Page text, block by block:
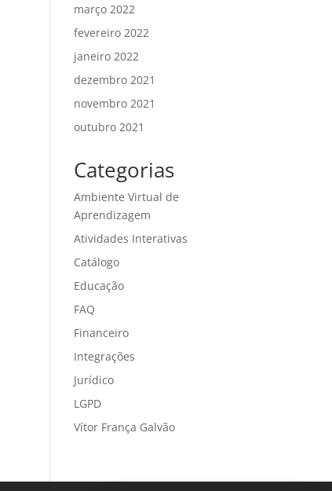
março 2022
fevereiro 2022
janeiro 2022
dezembro 2021
novembro 2021
outubro 2021
Categorias
Ambiente Virtual de
Aprendizagem
Atividades Interativas
Catálogo
Educação
FAQ
Financeiro
Integrações
Jurídico
LGPD
Vítor França Galvão